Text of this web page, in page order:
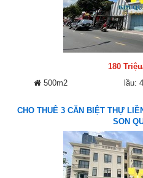
180
500m2
lầu:
CHO THUÊ 3 CĂN BIỆT THỰ
SON